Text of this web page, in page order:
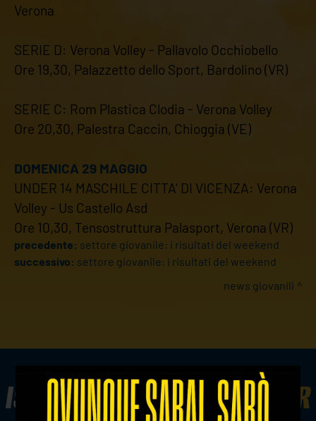
Verona
SERIE D: Verona Volley - Pallavolo Occhiobello
Ore 19,30, Palazzetto dello Sport, Bardolino (VR)
SERIE C: Rom Plastica Clodia - Verona Volley
Ore 20,30, Palestra Caccin, Chioggia (VE)
DOMENICA 29 MAGGIO
UNDER 14 MASCHILE CITTA' DI VICENZA: Verona
Volley - Us Castello Asd
Ore 10,30, Tensostruttura Palasport, Verona (VR)
precedente: settore giovanile: i risultati del weekend
successivo: settore giovanile: i risultati del weekend
news giovanili
ISCRIVITI ALLANEWSLETTER